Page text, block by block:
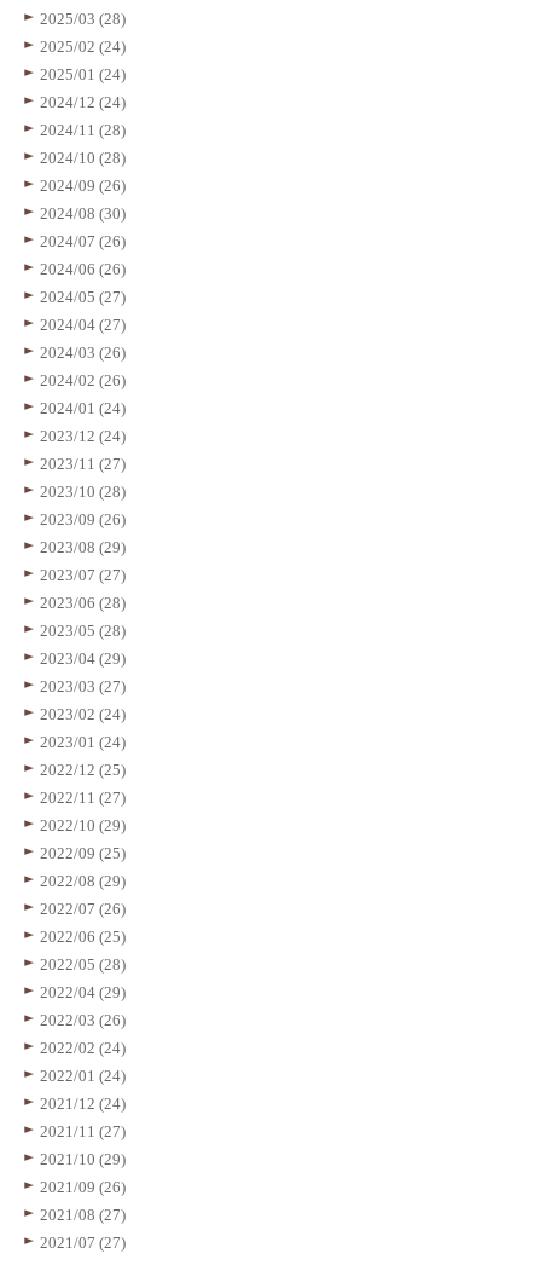
2025/03 (28)
2025/02 (24)
2025/01 (24)
2024/12 (24)
2024/11 (28)
2024/10 (28)
2024/09 (26)
2024/08 (30)
2024/07 (26)
2024/06 (26)
2024/05 (27)
2024/04 (27)
2024/03 (26)
2024/02 (26)
2024/01 (24)
2023/12 (24)
2023/11 (27)
2023/10 (28)
2023/09 (26)
2023/08 (29)
2023/07 (27)
2023/06 (28)
2023/05 (28)
2023/04 (29)
2023/03 (27)
2023/02 (24)
2023/01 (24)
2022/12 (25)
2022/11 (27)
2022/10 (29)
2022/09 (25)
2022/08 (29)
2022/07 (26)
2022/06 (25)
2022/05 (28)
2022/04 (29)
2022/03 (26)
2022/02 (24)
2022/01 (24)
2021/12 (24)
2021/11 (27)
2021/10 (29)
2021/09 (26)
2021/08 (27)
2021/07 (27)